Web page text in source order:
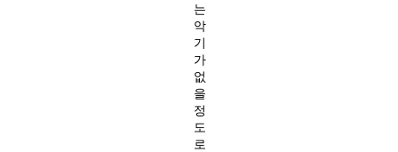
는
악
기
가
없
을
정
도
로